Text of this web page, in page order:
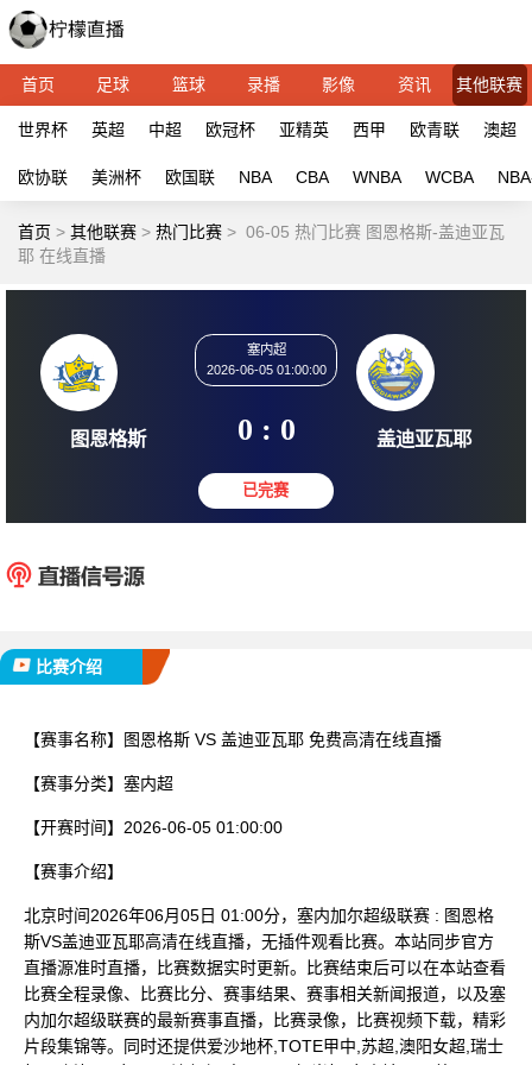
首页 足球 篮球 录播 影像 资讯 其他联赛
世界杯 英超 中超 欧冠杯 亚精英 西甲 欧青联 澳超
欧协联 美洲杯 欧国联 NBA CBA WNBA WCBA
首页 > 其他联赛 > 热门比赛 > 06-05 热门比赛 图恩格斯-盖迪亚瓦
耶 在线直播
2026-06-05 01:00:00
0 : 0
比赛介绍
【赛事名称】 图恩格斯 VS 盖迪亚瓦耶 免费高清在线直播
【赛事分类】 塞内超
【开赛时间】 2026-06-05 01:00:00
【赛事介绍】
北京时间2026年06月05日 01:00分，塞内加尔超级联赛 : 图恩格
斯VS盖迪亚瓦耶高清在线直播，无插件观看比赛。本站同步官方
直播源准时直播，比赛数据实时更新。比赛结束后可以在本站查看
比赛全程录像、比赛比分、赛事结果、赛事相关新闻报道，以及塞
内加尔超级联赛的最新赛事直播，比赛录像，比赛视频下载，精彩
片段集锦等。同时还提供爱沙地杯,TOTE甲中,苏超,澳阳女超,瑞士